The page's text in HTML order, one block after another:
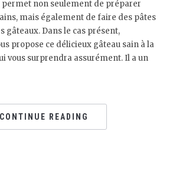
permet non seulement de préparer
mais également de faire des pâtes
gâteaux. Dans le cas présent,
propose ce délicieux gâteau sain à la
vous surprendra assurément. Il a un
CONTINUE READING